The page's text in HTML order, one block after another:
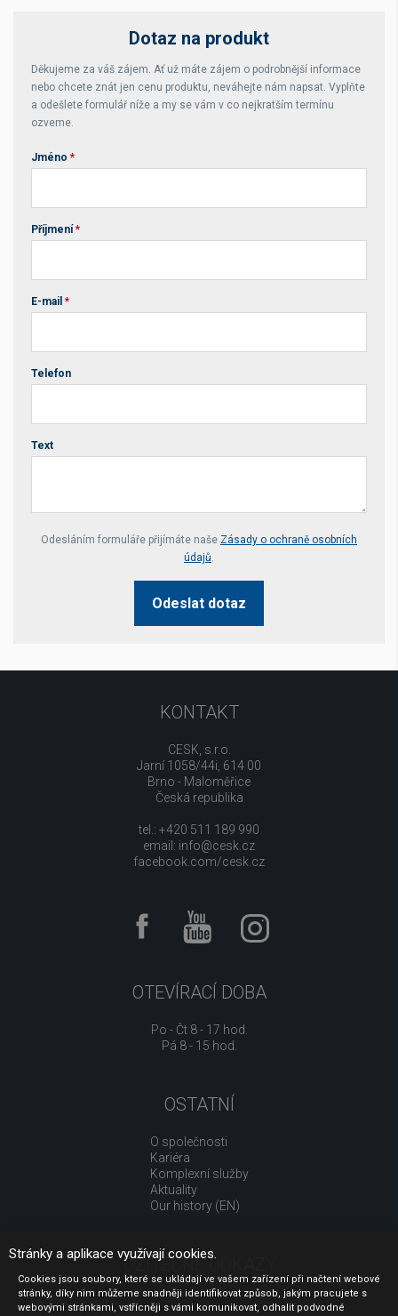
Dotaz na produkt
Děkujeme za váš zájem. Ať už máte zájem o podrobnější informace
nebo chcete znát jen cenu produktu, neváhejte nám napsat. Vyplňte
a odešlete formulář níže a my se vám v co nejkratším termínu
ozveme.
Jméno *
Příjmení *
E-mail *
Telefon
Text
Your website *
Odesláním formuláře přijímáte naše Zásady o ochraně osobních
údajů.
Odeslat dotaz
KONTAKT
CESK, s.r.o.
Jarní 1058/44i, 614 00
Brno - Maloměřice
Česká republika
tel.: +420 511 189 990
email: info@cesk.cz
facebook.com/cesk.cz
OTEVÍRACÍ DOBA
Po - Čt 8 - 17 hod.
Pá 8 - 15 hod.
OSTATNÍ
O společnosti
Kariéra
Komplexní služby
Aktuality
Our history (EN)
UŽITEČNÉ ODKAZY
Jak nakupovat
Stránky a aplikace využívají cookies.
Cookies jsou soubory, které se ukládají ve vašem zařízení při načtení webové
stránky, díky nim můžeme snadněji identifikovat způsob, jakým pracujete s
webovými stránkami, vstřícněji s vámi komunikovat, odhalit podvodné